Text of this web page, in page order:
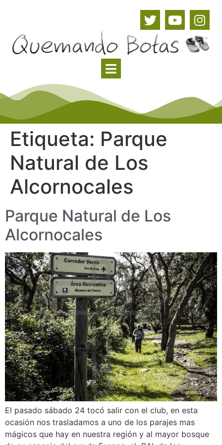
Etiqueta: Parque
Natural de Los
Alcornocales
Parque Natural de Los
Alcornocales
El pasado sábado 24 tocó salir con el club, en esta
ocasión nos trasladamos a uno de los parajes mas
mágicos que hay en nuestra región y al mayor bosque